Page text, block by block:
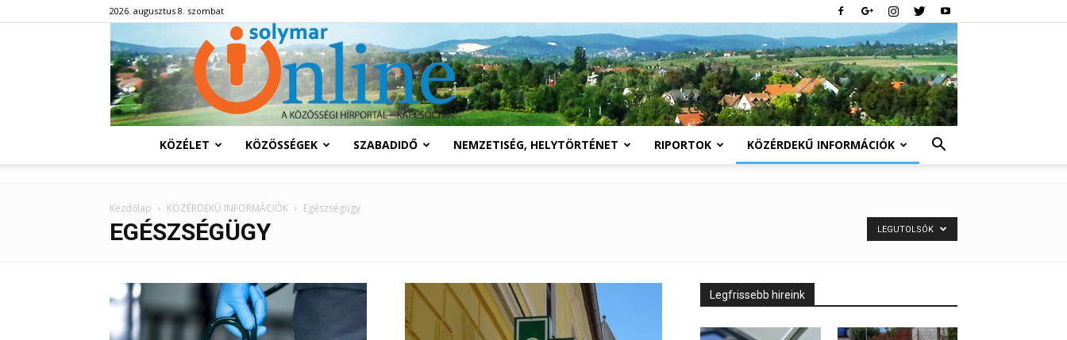
2026. augusztus 8. szombat
Solymár
KÖZÉLET KÖZÖSSÉGEK SZABADIDŐ NEMZETISÉG, HELYTÖRTÉNET RIPORTOK KÖZÉRDEKŰ INFORMÁCIÓK
Kezdőlap KÖZÉRDEKŰ INFORMÁCIÓK Egészségügy
EGÉSZSÉGÜGY LEGUTOLSÓK
Legfrissebb hireink